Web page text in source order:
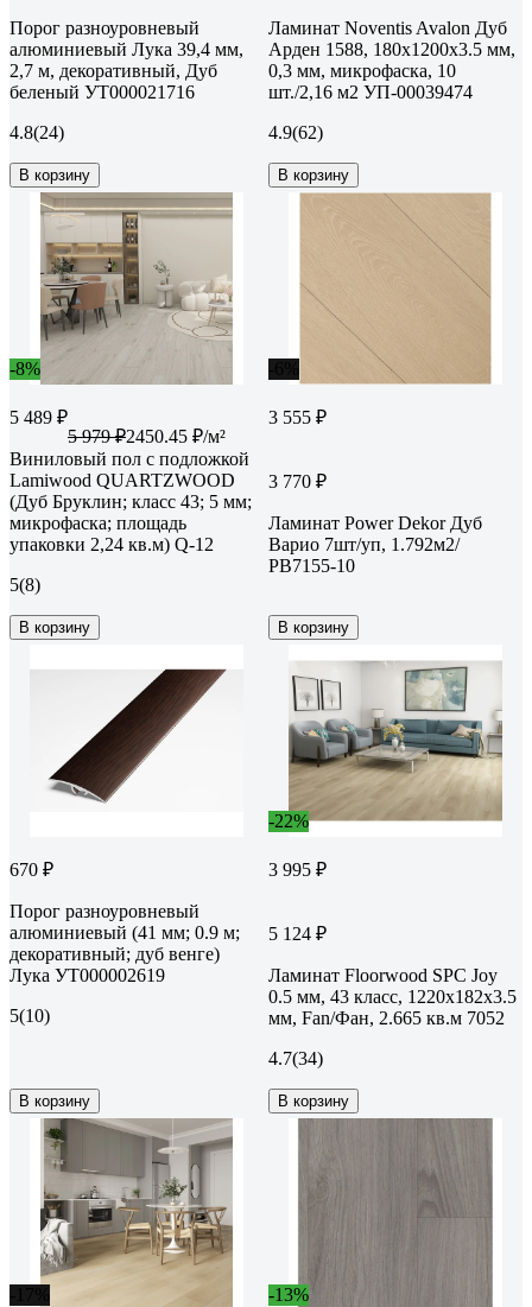
Порог разноуровневый
алюминиевый Лука 39,4 мм,
2,7 м, декоративный, Дуб
беленый УТ000021716
4.8(24)
В корзину
Ламинат Noventis Avalon Дуб
Арден 1588, 180x1200х3.5 мм,
0,3 мм, микрофаска, 10
шт./2,16 м2 УП-00039474
4.9(62)
В корзину
-8%
5 489 ₽
5 979 ₽2450.45 ₽/м²
Виниловый пол с подложкой
Lamiwood QUARTZWOOD
(Дуб Бруклин; класс 43; 5 мм;
микрофаска; площадь
упаковки 2,24 кв.м) Q-12
5(8)
В корзину
3 555 ₽
3 770 ₽
Ламинат Power Dekor Дуб
Варио 7шт/уп, 1.792м2/
PB7155-10
В корзину
670 ₽
Порог разноуровневый
алюминиевый (41 мм; 0.9 м;
декоративный; дуб венге)
Лука УТ000002619
5(10)
В корзину
-22%
3 995 ₽
5 124 ₽
Ламинат Floorwood SPC Joy
0.5 мм, 43 класс, 1220x182x3.5
мм, Fan/Фан, 2.665 кв.м 7052
4.7(34)
В корзину
-13%